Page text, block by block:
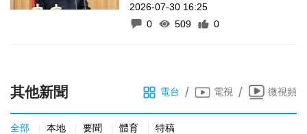
2026-07-30 16:25
0
509 0
其他新聞 電台 / 電視 / 微視頻
全部 本地 要聞 體育 特稿